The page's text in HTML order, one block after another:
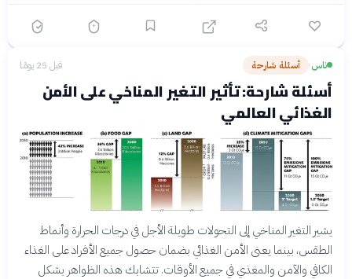
ناس› أسئلة شارحة قبل 25 يومًا
أسئلة شارحة: تأثير التغير المناخي على الأمن
الغذائي العالمي
يشير التغير المناخي إلى التحولات طويلة الأجل في درجات الحرارة وأنماط
الطقس، بينما يعنى الأمن الغذائي بضمان حصول جميع الأفراد على الغذاء
الكافي والآمن والمغذي في جميع الأوقات. تتشابك هذه الظواهر بشكل